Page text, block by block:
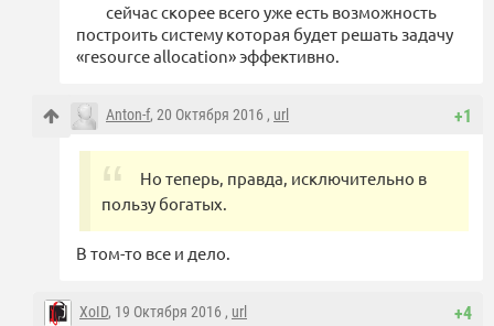
сейчас скорее всего уже есть возможность
построить систему которая будет решать задачу
«resource allocation» эффективно.
+1
Anton-f, 20 Октября 2016 , url
Но теперь, правда, исключительно в
пользу богатых.
В том-то все и дело.
+4
XoID, 19 Октября 2016 , url